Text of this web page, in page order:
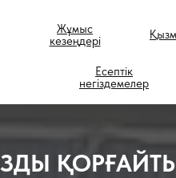
Жұмыс
кезеңдері
Есептік
негіздемелер